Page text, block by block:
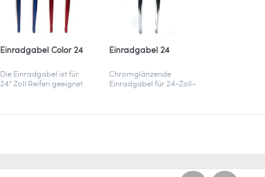
Einradgabel Color 24
Die Einradgabel ist für
24" Zoll Reifen geeignet.
Einradgabel 24
Chromglänzende
Einradgabel für 24-Zoll-
deine nächste Runde auf